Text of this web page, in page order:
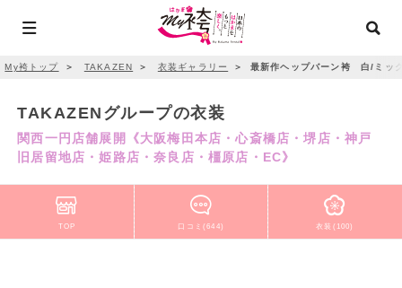
My袴トップ ＞ TAKAZEN ＞ 衣装ギャラリー ＞ 最新作ヘップバーン袴 白/ミ
TAKAZENグループの衣装
関西一円店舗展開《大阪梅田本店・心斎橋店・堺店・神戸
旧居留地店・姫路店・奈良店・橿原店・EC》
TOP 口コミ(644) 衣装(100)